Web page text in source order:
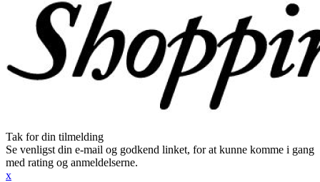
Tak for din tilmelding
Se venligst din e-mail og godkend linket, for at kunne komme i gang
med rating og anmeldelserne.
x